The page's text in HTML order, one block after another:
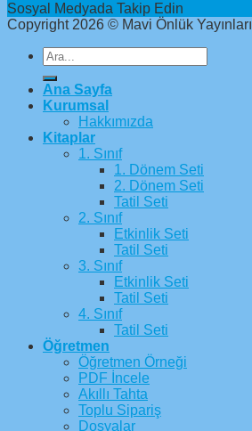
Sosyal Medyada Takip Edin
Copyright 2026 © Mavi Önlük Yayınları
Ana Sayfa
Kurumsal
Hakkımızda
Kitaplar
1. Sınıf
1. Dönem Seti
2. Dönem Seti
Tatil Seti
2. Sınıf
Etkinlik Seti
Tatil Seti
3. Sınıf
Etkinlik Seti
Tatil Seti
4. Sınıf
Tatil Seti
Öğretmen
Öğretmen Örneği
PDF İncele
Akıllı Tahta
Toplu Sipariş
Dosyalar